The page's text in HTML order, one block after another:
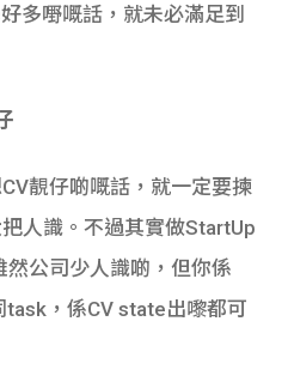
多嘢嘅話，就未必滿足到
靚仔啲嘅話，就一定要揀
人識。不過其實做StartUp
然公司少人識啲，但你係
，係CV state出嚟都可